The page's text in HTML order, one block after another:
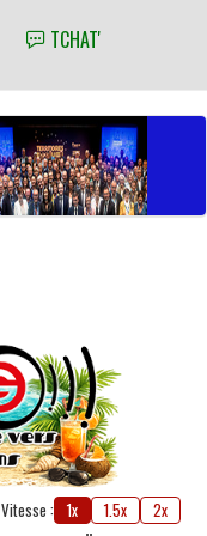
TCHAT'
Vitesse : 1x 1.5x 2x